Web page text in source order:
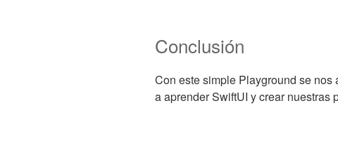
Conclusión
Con este simple Playground se
a aprender SwiftUI y crear nuestras